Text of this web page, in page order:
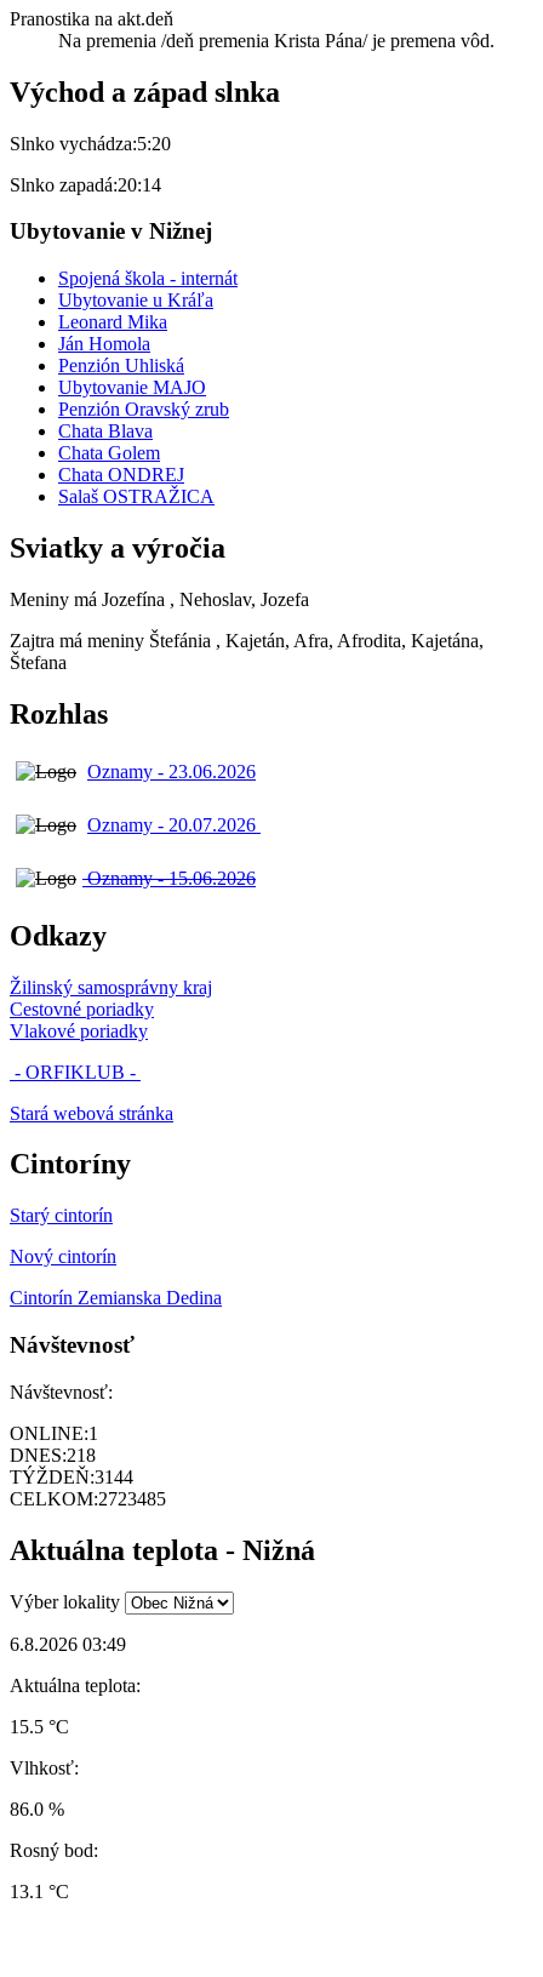
Pranostika na akt.deň
Na premenia /deň premenia Krista Pána/ je premena vôd.
Východ a západ slnka
Slnko vychádza:5:20
Slnko zapadá:20:14
Ubytovanie v Nižnej
Spojená škola - internát
Ubytovanie u Kráľa
Leonard Mika
Ján Homola
Penzión Uhliská
Ubytovanie MAJO
Penzión Oravský zrub
Chata Blava
Chata Golem
Chata ONDREJ
Salaš OSTRAŽICA
Sviatky a výročia
Meniny má Jozefína , Nehoslav, Jozefa
Zajtra má meniny Štefánia , Kajetán, Afra, Afrodita, Kajetána,
Štefana
Rozhlas
Oznamy - 23.06.2026
Oznamy - 20.07.2026
Oznamy - 15.06.2026
Odkazy
Žilinský samosprávny kraj
Cestovné poriadky
Vlakové poriadky
- ORFIKLUB -
Stará webová stránka
Cintoríny
Starý cintorín
Nový cintorín
Cintorín Zemianska Dedina
Návštevnosť
Návštevnosť:
ONLINE:1
DNES:218
TÝŽDEŇ:3144
CELKOM:2723485
Aktuálna teplota - Nižná
Výber lokality
6.8.2026 03:49
Aktuálna teplota:
15.5 °C
Vlhkosť:
86.0 %
Rosný bod:
13.1 °C